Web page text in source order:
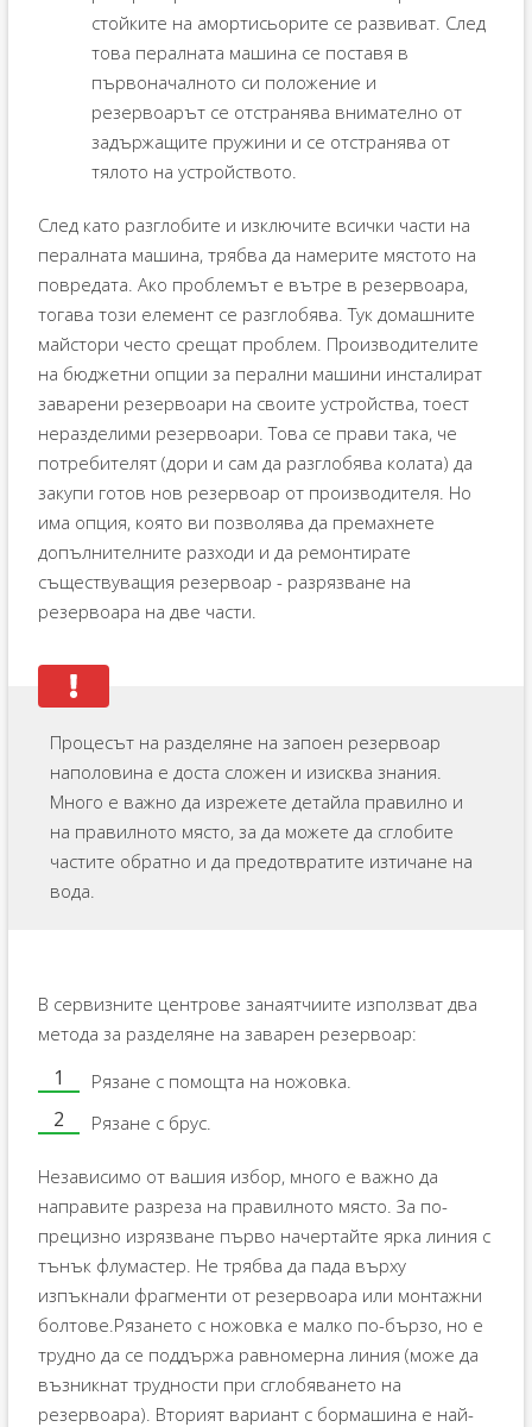
стойките на амортисьорите се развиват. След
това пералната машина се поставя в
първоначалното си положение и
резервоарът се отстранява внимателно от
задържащите пружини и се отстранява от
тялото на устройството.
След като разглобите и изключите всички части на
пералната машина, трябва да намерите мястото на
повредата. Ако проблемът е вътре в резервоара,
тогава този елемент се разглобява. Тук домашните
майстори често срещат проблем. Производителите
на бюджетни опции за перални машини инсталират
заварени резервоари на своите устройства, тоест
неразделими резервоари. Това се прави така, че
потребителят (дори и сам да разглобява колата) да
закупи готов нов резервоар от производителя. Но
има опция, която ви позволява да премахнете
допълнителните разходи и да ремонтирате
съществуващия резервоар - разрязване на
резервоара на две части.
Процесът на разделяне на запоен резервоар
наполовина е доста сложен и изисква знания.
Много е важно да изрежете детайла правилно и
на правилното място, за да можете да сглобите
частите обратно и да предотвратите изтичане на
вода.
В сервизните центрове занаятчиите използват два
метода за разделяне на заварен резервоар:
Рязане с помощта на ножовка.
Рязане с брус.
Независимо от вашия избор, много е важно да
направите разреза на правилното място. За по-
прецизно изрязване първо начертайте ярка линия с
тънък флумастер. Не трябва да пада върху
изпъкнали фрагменти от резервоара или монтажни
болтове.Рязането с ножовка е малко по-бързо, но е
трудно да се поддържа равномерна линия (може да
възникнат трудности при сглобяването на
резервоара). Вторият вариант с бормашина е най-